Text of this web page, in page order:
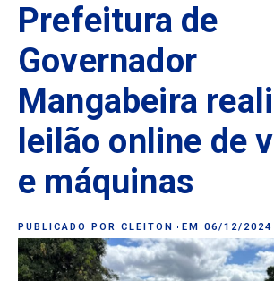
Prefeitura de
Governador
Mangabeira
leilão online de
e máquinas
PUBLICADO POR CLEITON EM 06/12/2024